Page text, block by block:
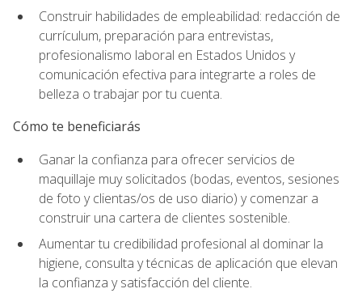
Construir habilidades de empleabilidad: redacción de
currículum, preparación para entrevistas,
profesionalismo laboral en Estados Unidos y
comunicación efectiva para integrarte a roles de
belleza o trabajar por tu cuenta.
Cómo te beneficiarás
Ganar la confianza para ofrecer servicios de
maquillaje muy solicitados (bodas, eventos, sesiones
de foto y clientas/os de uso diario) y comenzar a
construir una cartera de clientes sostenible.
Aumentar tu credibilidad profesional al dominar la
higiene, consulta y técnicas de aplicación que elevan
la confianza y satisfacción del cliente.